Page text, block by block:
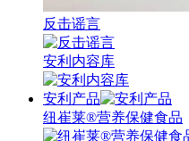
反击谣言
安利内容库
安利产品
纽崔莱®营养保健食品